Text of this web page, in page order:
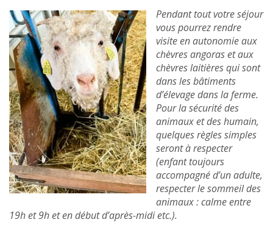
Pendant tout votre séjour
vous pourrez rendre
visite en autonomie aux
chèvres angoras et aux
chèvres laitières qui sont
dans les bâtiments
d’élevage dans la ferme.
Pour la sécurité des
animaux et des humain,
quelques règles simples
seront à respecter
(enfant toujours
accompagné d’un adulte,
respecter le sommeil des
animaux : calme entre
19h et 9h et en début d’après-midi etc.).